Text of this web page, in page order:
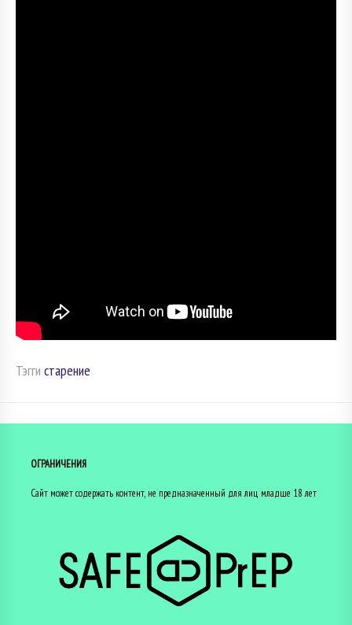
Тэгги старение
ОГРАНИЧЕНИЯ
Сайт может содержать контент, не предназначенный для лиц младше 18 лет